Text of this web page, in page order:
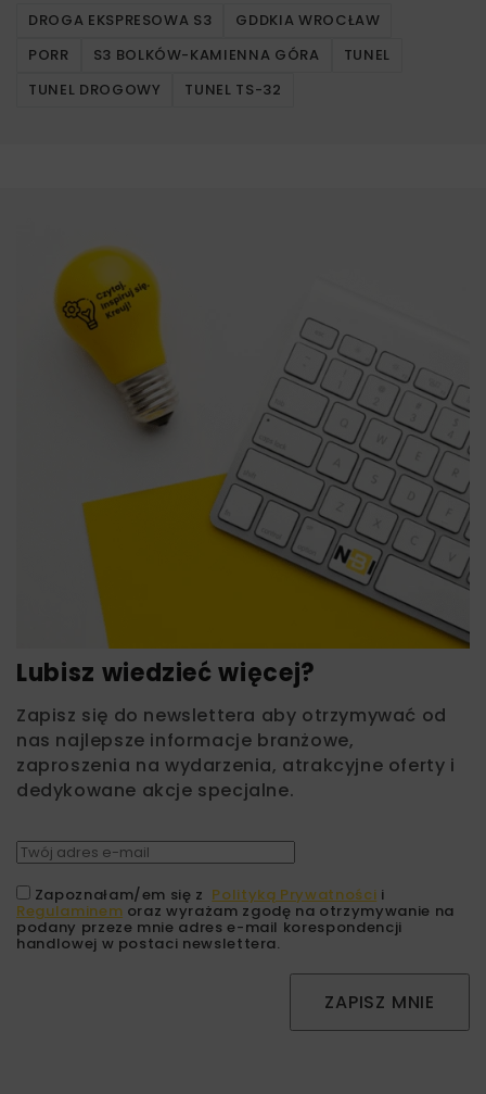
DROGA EKSPRESOWA S3
GDDKIA WROCŁAW
PORR
S3 BOLKÓW-KAMIENNA GÓRA
TUNEL
TUNEL DROGOWY
TUNEL TS-32
Lubisz wiedzieć więcej?
Zapisz się do newslettera aby otrzymywać od
nas najlepsze informacje branżowe,
zaproszenia na wydarzenia, atrakcyjne oferty i
dedykowane akcje specjalne.
Zapoznałam/em się z Polityką Prywatności i
Regulaminem oraz wyrażam zgodę na otrzymywanie na
podany przeze mnie adres e-mail korespondencji
handlowej w postaci newslettera.
ZAPISZ MNIE